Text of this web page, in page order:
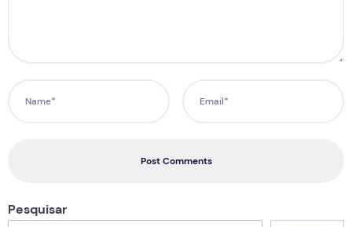
Post Comments
Pesquisar